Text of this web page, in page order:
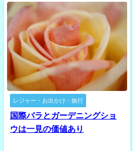
レジャー・お出かけ・旅行
国際バラとガーデニングショ
ウは一見の価値あり